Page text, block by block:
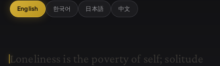
English 한국어 日本語 中文
Loneliness is the poverty of self; solitude